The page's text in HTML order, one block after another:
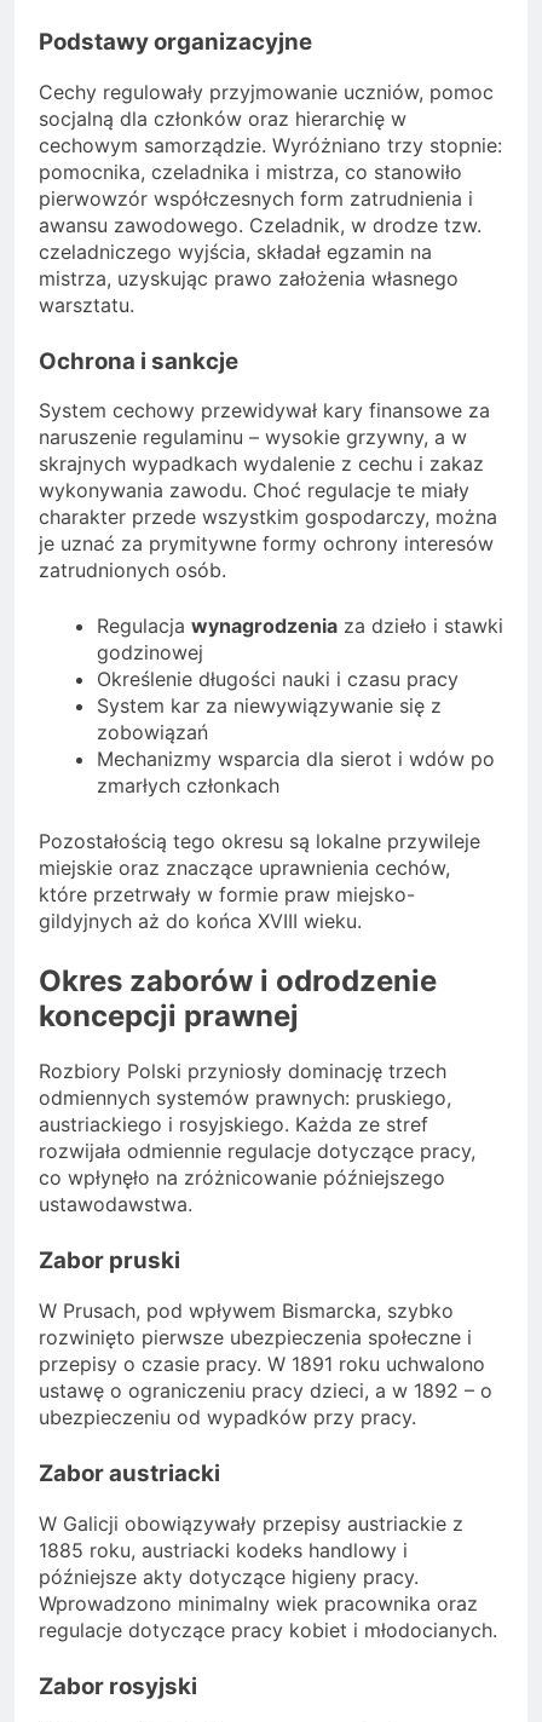
Podstawy organizacyjne
Cechy regulowały przyjmowanie uczniów, pomoc
socjalną dla członków oraz hierarchię w
cechowym samorządzie. Wyróżniano trzy stopnie:
pomocnika, czeladnika i mistrza, co stanowiło
pierwowzór współczesnych form zatrudnienia i
awansu zawodowego. Czeladnik, w drodze tzw.
czeladniczego wyjścia, składał egzamin na
mistrza, uzyskując prawo założenia własnego
warsztatu.
Ochrona i sankcje
System cechowy przewidywał kary finansowe za
naruszenie regulaminu – wysokie grzywny, a w
skrajnych wypadkach wydalenie z cechu i zakaz
wykonywania zawodu. Choć regulacje te miały
charakter przede wszystkim gospodarczy, można
je uznać za prymitywne formy ochrony interesów
zatrudnionych osób.
Regulacja wynagrodzenia za dzieło i stawki
godzinowej
Określenie długości nauki i czasu pracy
System kar za niewywiązywanie się z
zobowiązań
Mechanizmy wsparcia dla sierot i wdów po
zmarłych członkach
Pozostałością tego okresu są lokalne przywileje
miejskie oraz znaczące uprawnienia cechów,
które przetrwały w formie praw miejsko-
gildyjnych aż do końca XVIII wieku.
Okres zaborów i odrodzenie
koncepcji prawnej
Rozbiory Polski przyniosły dominację trzech
odmiennych systemów prawnych: pruskiego,
austriackiego i rosyjskiego. Każda ze stref
rozwijała odmiennie regulacje dotyczące pracy,
co wpłynęło na zróżnicowanie późniejszego
ustawodawstwa.
Zabor pruski
W Prusach, pod wpływem Bismarcka, szybko
rozwinięto pierwsze ubezpieczenia społeczne i
przepisy o czasie pracy. W 1891 roku uchwalono
ustawę o ograniczeniu pracy dzieci, a w 1892 – o
ubezpieczeniu od wypadków przy pracy.
Zabor austriacki
W Galicji obowiązywały przepisy austriackie z
1885 roku, austriacki kodeks handlowy i
późniejsze akty dotyczące higieny pracy.
Wprowadzono minimalny wiek pracownika oraz
regulacje dotyczące pracy kobiet i młodocianych.
Zabor rosyjski